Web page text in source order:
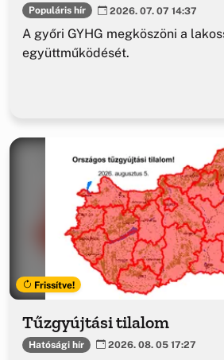
Populáris hír 2026. 07. 07 14:37
A győri GYHG megköszöni a
együttműködését.
Frissítve!
Tűzgyújtási tilalom
Hatósági hír 2026. 08. 05 17:27